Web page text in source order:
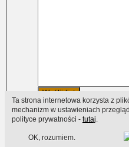
Wyślij list
Designed by CloudAccess.net
Ta strona internetowa korzysta z
mechanizm w ustawieniach
polityce prywatności - tutaj.
OK, rozumiem.